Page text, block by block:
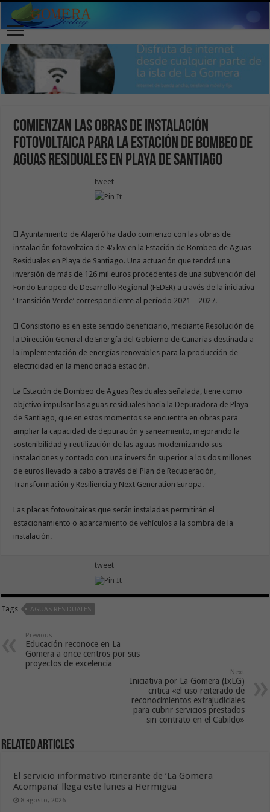
Comienzan las obras de instalación
fotovoltaica para la estación de bombeo de
aguas residuales en Playa de Santiago
tweet
El Ayuntamiento de Alajeró ha dado comienzo con las obras de
instalación fotovoltaica de 45 kw en la Estación de Bombeo de Aguas
Residuales en Playa de Santiago. Una actuación que tendrá una
inversión de más de 126 mil euros procedentes de una subvención del
Fondo Europeo de Desarrollo Regional (FEDER) a través de la iniciativa
‘Transición Verde’ correspondiente al período 2021 – 2027.
El Consistorio es en este sentido beneficiario, mediante Resolución de
la Dirección General de Energía del Gobierno de Canarias destinada a
la implementación de energías renovables para la producción de
electricidad en la mencionada estación.
La Estación de Bombeo de Aguas Residuales señalada, tiene como
objetivo impulsar las aguas residuales hacia la Depuradora de Playa
de Santiago, que en estos momentos se encuentra en obras para
ampliar la capacidad de depuración y saneamiento, mejorando la
sostenibilidad y reutilización de las aguas modernizando sus
instalaciones y contado con una inversión superior a los dos millones
de euros llevado a cabo a través del Plan de Recuperación,
Transformación y Resiliencia y Next Generation Europa.
Las placas fotovoltaicas que serán instaladas permitirán el
estacionamiento o aparcamiento de vehículos a la sombra de la
instalación.
tweet
Tags AGUAS RESIDUALES
Previous
Educación reconoce en La
Gomera a once centros por sus
proyectos de excelencia
Next
Iniciativa por La Gomera (IxLG)
critica «el uso reiterado de
reconocimientos extrajudiciales
para cubrir servicios prestados
sin contrato en el Cabildo»
Related Articles
El servicio informativo itinerante de ‘La Gomera
Acompaña’ llega este lunes a Hermigua
8 agosto, 2026